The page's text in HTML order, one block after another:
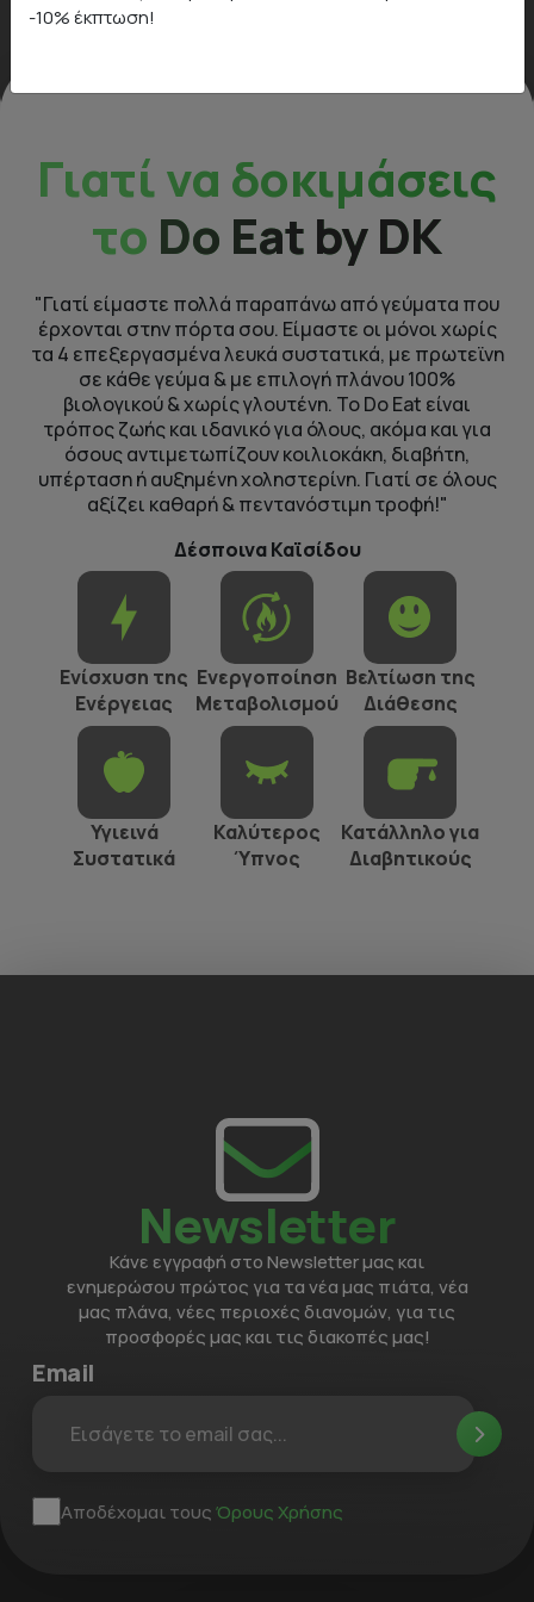
Γιατί να δοκιμάσεις
το Do Eat by DK
"Γιατί είμαστε πολλά παραπάνω από γεύματα που
έρχονται στην πόρτα σου. Είμαστε οι μόνοι χωρίς
τα 4 επεξεργασμένα λευκά συστατικά, με πρωτεϊνη
σε κάθε γεύμα & με επιλογή πλάνου 100%
βιολογικού & χωρίς γλουτένη. To Do Eat είναι
τρόπος ζωής και ιδανικό για όλους, ακόμα και για
όσους αντιμετωπίζουν κοιλιοκάκη, διαβήτη,
υπέρταση ή αυξημένη χοληστερίνη. Γιατί σε όλους
αξίζει καθαρή & πεντανόστιμη τροφή!"
Δέσποινα Καϊσίδου
Ενίσχυση της
Ενέργειας
Ενεργοποίηση
Μεταβολισμού
Βελτίωση της
Διάθεσης
Υγιεινά
Συστατικά
Καλύτερος
Ύπνος
Κατάλληλο για
Διαβητικούς
Newsletter
Κάνε εγγραφή στο Newsletter μας και
ενημερώσου πρώτος για τα νέα μας πιάτα, νέα
μας πλάνα, νέες περιοχές διανομών, για τις
προσφορές μας και τις διακοπές μας!
Email
Αποδέχομαι τουςΌρους Χρήσης
-10% έκπτωση!